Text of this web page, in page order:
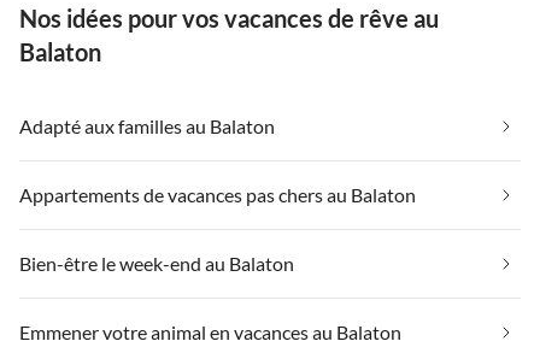
Nos idées pour vos vacances de rêve au
Balaton
Adapté aux familles au Balaton
Appartements de vacances pas chers au Balaton
Bien-être le week-end au Balaton
Emmener votre animal en vacances au Balaton